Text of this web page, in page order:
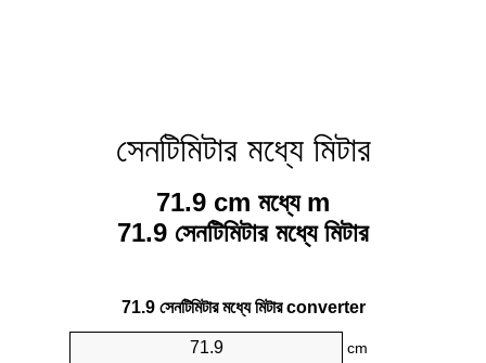
সেনটিমিটার মধ্যে মিটার
71.9 cm মধ্যে m
71.9 সেনটিমিটার মধ্যে মিটার
71.9 সেনটিমিটার মধ্যে মিটার converter
cm